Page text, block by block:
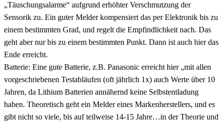
„Täuschungsalarme“ aufgrund erhöhter Verschmutzung der
Sensorik zu. Ein guter Melder kompensiert das per Elektronik bis zu
einem bestimmten Grad, und regelt die Empfindlichkeit nach. Das
geht aber nur bis zu einem bestimmten Punkt. Dann ist auch hier das
Ende erreicht.
Batterie: Eine gute Batterie, z.B. Panasonic erreicht hier „mit allen
vorgeschriebenen Testabläufen (oft jährlich 1x) auch Werte über 10
Jahren, da Lithium Batterien annähernd keine Selbstentladung
haben. Theoretisch geht ein Melder eines Markenherstellers, und es
gibt nicht so viele, bis auf teilweise 14-15 Jahre…in der Theorie und